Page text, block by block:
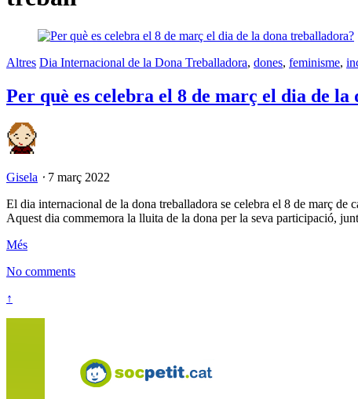
Altres Dia Internacional de la Dona Treballadora, dones, feminisme,
Per què es celebra el 8 de març el dia de
Gisela ⋅ 7 març 2022
El dia internacional de la dona treballadora se celebra el 8 de març
Aquest dia commemora la lluita de la dona per la seva participació,
Més
No comments
↑